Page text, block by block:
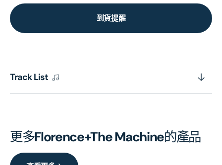
到貨提醒
Track List
更多Florence+The Machine的產品